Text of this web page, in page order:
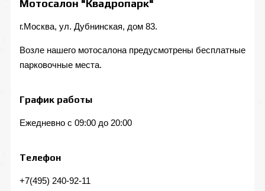
Мотосалон "Квадропарк"
г.Москва, ул. Дубнинская, дом 83.
Возле нашего мотосалона предусмотрены бесплатные
парковочные места.
График работы
Ежедневно с 09:00 до 20:00
Телефон
+7(495) 240-92-11